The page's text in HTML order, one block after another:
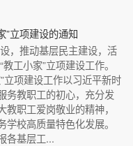
”立项建设的通知
，推动基层民主建设，活
工小家”立项建设工作。
立项建设工作以习近平新时
务教职工的初心，充分发
职工爱岗敬业的精神，
校高质量特色化发展。
各基层工...